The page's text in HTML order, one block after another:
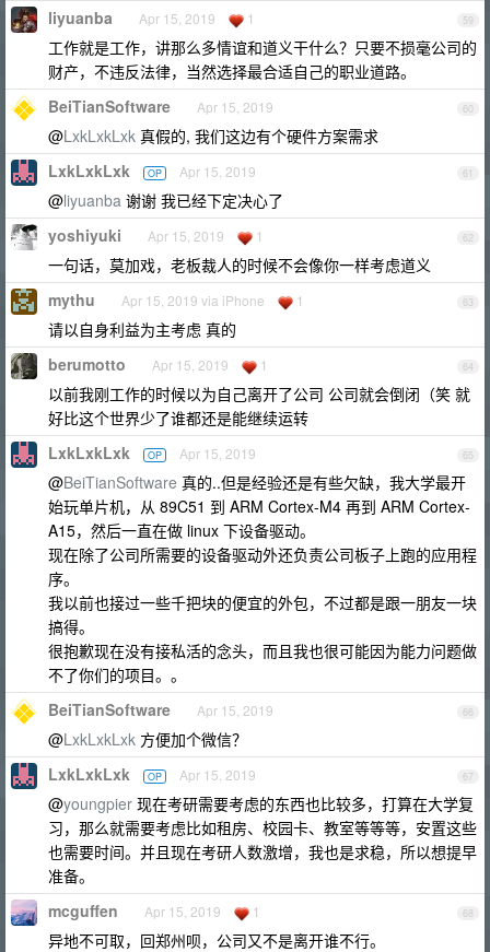
59
liyuanba Apr 15, 2019 1
工作就是工作，讲那么多情谊和道义干什么？只要不损毫公司的
财产，不违反法律，当然选择最合适自己的职业道路。
60
BeiTianSoftware Apr 15, 2019
@LxkLxkLxk 真假的, 我们这边有个硬件方案需求
61
LxkLxkLxk OP Apr 15, 2019
@liyuanba 谢谢 我已经下定决心了
62
yoshiyuki Apr 15, 2019 1
一句话，莫加戏，老板裁人的时候不会像你一样考虑道义
63
mythu Apr 15, 2019 via iPhone 1
请以自身利益为主考虑 真的
64
berumotto Apr 15, 2019 1
以前我刚工作的时候以为自己离开了公司 公司就会倒闭（笑 就
好比这个世界少了谁都还是能继续运转
65
LxkLxkLxk OP Apr 15, 2019
@BeiTianSoftware 真的..但是经验还是有些欠缺，我大学最开
始玩单片机，从 89C51 到 ARM Cortex-M4 再到 ARM Cortex-
A15，然后一直在做 linux 下设备驱动。
现在除了公司所需要的设备驱动外还负责公司板子上跑的应用程
序。
我以前也接过一些千把块的便宜的外包，不过都是跟一朋友一块
搞得。
很抱歉现在没有接私活的念头，而且我也很可能因为能力问题做
不了你们的项目。。
66
BeiTianSoftware Apr 15, 2019
@LxkLxkLxk 方便加个微信？
67
LxkLxkLxk OP Apr 15, 2019
@youngpier 现在考研需要考虑的东西也比较多，打算在大学复
习，那么就需要考虑比如租房、校园卡、教室等等等，安置这些
也需要时间。并且现在考研人数激增，我也是求稳，所以想提早
准备。
68
mcguffen Apr 15, 2019 1
异地不可取，回郑州呗，公司又不是离开谁不行。